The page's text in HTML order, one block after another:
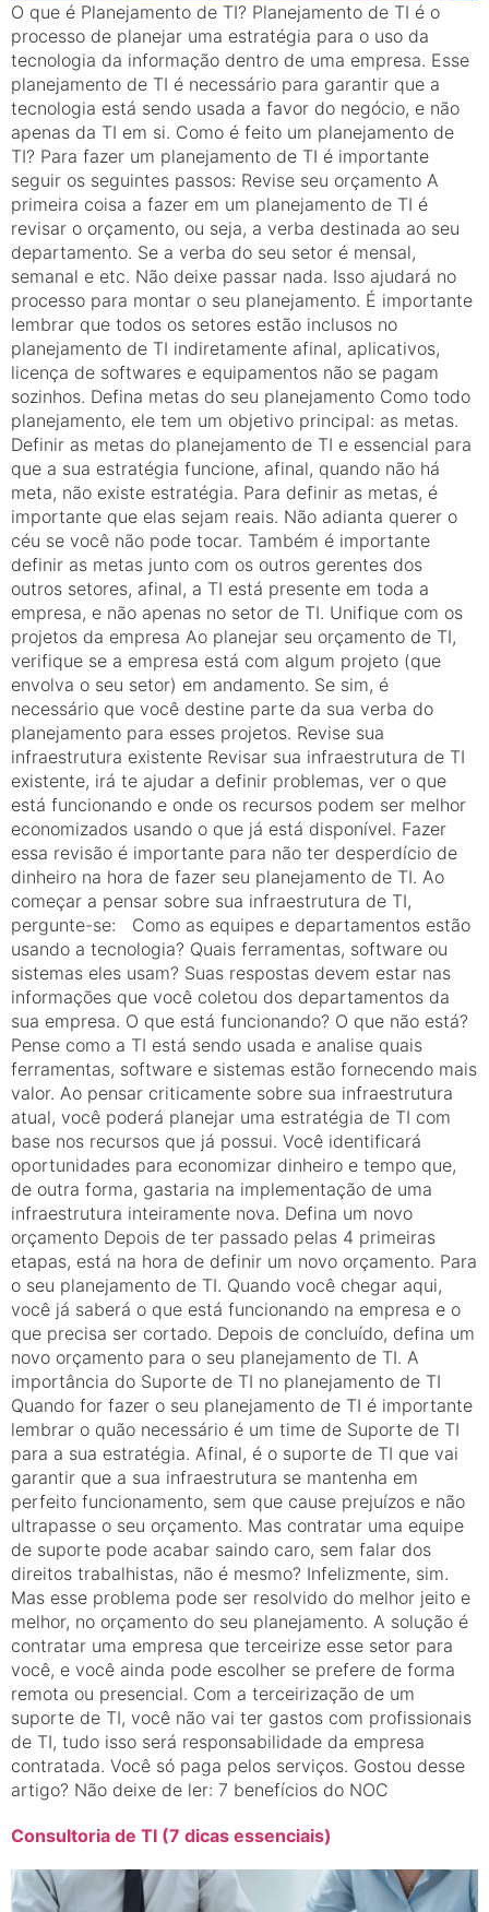
O que é Planejamento de TI? Planejamento de TI é o
processo de planejar uma estratégia para o uso da
tecnologia da informação dentro de uma empresa. Esse
planejamento de TI é necessário para garantir que a
tecnologia está sendo usada a favor do negócio, e não
apenas da TI em si. Como é feito um planejamento de
TI? Para fazer um planejamento de TI é importante
seguir os seguintes passos: Revise seu orçamento A
primeira coisa a fazer em um planejamento de TI é
revisar o orçamento, ou seja, a verba destinada ao seu
departamento. Se a verba do seu setor é mensal,
semanal e etc. Não deixe passar nada. Isso ajudará no
processo para montar o seu planejamento. É importante
lembrar que todos os setores estão inclusos no
planejamento de TI indiretamente afinal, aplicativos,
licença de softwares e equipamentos não se pagam
sozinhos. Defina metas do seu planejamento Como todo
planejamento, ele tem um objetivo principal: as metas.
Definir as metas do planejamento de TI e essencial para
que a sua estratégia funcione, afinal, quando não há
meta, não existe estratégia. Para definir as metas, é
importante que elas sejam reais. Não adianta querer o
céu se você não pode tocar. Também é importante
definir as metas junto com os outros gerentes dos
outros setores, afinal, a TI está presente em toda a
empresa, e não apenas no setor de TI. Unifique com os
projetos da empresa Ao planejar seu orçamento de TI,
verifique se a empresa está com algum projeto (que
envolva o seu setor) em andamento. Se sim, é
necessário que você destine parte da sua verba do
planejamento para esses projetos. Revise sua
infraestrutura existente Revisar sua infraestrutura de TI
existente, irá te ajudar a definir problemas, ver o que
está funcionando e onde os recursos podem ser melhor
economizados usando o que já está disponível. Fazer
essa revisão é importante para não ter desperdício de
dinheiro na hora de fazer seu planejamento de TI. Ao
começar a pensar sobre sua infraestrutura de TI,
pergunte-se: Como as equipes e departamentos estão
usando a tecnologia? Quais ferramentas, software ou
sistemas eles usam? Suas respostas devem estar nas
informações que você coletou dos departamentos da
sua empresa. O que está funcionando? O que não está?
Pense como a TI está sendo usada e analise quais
ferramentas, software e sistemas estão fornecendo mais
valor. Ao pensar criticamente sobre sua infraestrutura
atual, você poderá planejar uma estratégia de TI com
base nos recursos que já possui. Você identificará
oportunidades para economizar dinheiro e tempo que,
de outra forma, gastaria na implementação de uma
infraestrutura inteiramente nova. Defina um novo
orçamento Depois de ter passado pelas 4 primeiras
etapas, está na hora de definir um novo orçamento. Para
o seu planejamento de TI. Quando você chegar aqui,
você já saberá o que está funcionando na empresa e o
que precisa ser cortado. Depois de concluído, defina um
novo orçamento para o seu planejamento de TI. A
importância do Suporte de TI no planejamento de TI
Quando for fazer o seu planejamento de TI é importante
lembrar o quão necessário é um time de Suporte de TI
para a sua estratégia. Afinal, é o suporte de TI que vai
garantir que a sua infraestrutura se mantenha em
perfeito funcionamento, sem que cause prejuízos e não
ultrapasse o seu orçamento. Mas contratar uma equipe
de suporte pode acabar saindo caro, sem falar dos
direitos trabalhistas, não é mesmo? Infelizmente, sim.
Mas esse problema pode ser resolvido do melhor jeito e
melhor, no orçamento do seu planejamento. A solução é
contratar uma empresa que terceirize esse setor para
você, e você ainda pode escolher se prefere de forma
remota ou presencial. Com a terceirização de um
suporte de TI, você não vai ter gastos com profissionais
de TI, tudo isso será responsabilidade da empresa
contratada. Você só paga pelos serviços. Gostou desse
artigo? Não deixe de ler: 7 benefícios do NOC
Consultoria de TI (7 dicas essenciais)